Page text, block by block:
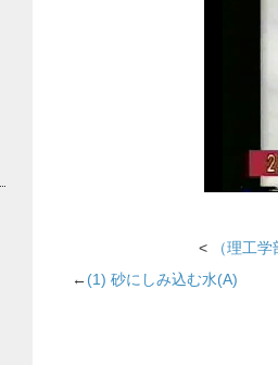
< （理工
←(1) 砂にしみ込む水(A)